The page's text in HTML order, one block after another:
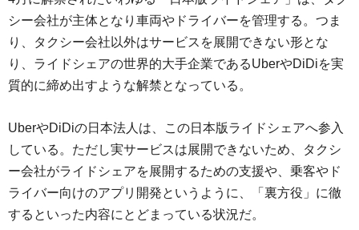
シー会社が主体となり車両やドライバーを管理する。つま
り、タクシー会社以外はサービスを展開できない形とな
り、ライドシェアの世界的大手企業であるUberやDiDiを実
質的に締め出すような解禁となっている。
UberやDiDiの日本法人は、この日本版ライドシェアへ参入
している。ただし実サービスは展開できないため、タクシ
ー会社がライドシェアを展開するための支援や、乗客やド
ライバー向けのアプリ開発というように、「裏方役」に徹
するといった内容にとどまっている状況だ。